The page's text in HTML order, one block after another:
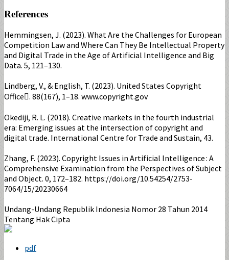
References
Hemmingsen, J. (2023). What Are the Challenges for European
Competition Law and Where Can They Be Intellectual Property
and Digital Trade in the Age of Artificial Intelligence and Big
Data. 5, 121–130.
Lindberg, V., & English, T. (2023). United States Copyright
Office. 88(167), 1–18. www.copyright.gov
Okediji, R. L. (2018). Creative markets in the fourth industrial
era: Emerging issues at the intersection of copyright and
digital trade. International Centre for Trade and Sustain, 43.
Zhang, F. (2023). Copyright Issues in Artificial Intelligence : A
Comprehensive Examination from the Perspectives of Subject
and Object. 0, 172–182. https://doi.org/10.54254/2753-
7064/15/20230664
Undang-Undang Republik Indonesia Nomor 28 Tahun 2014
Tentang Hak Cipta
pdf